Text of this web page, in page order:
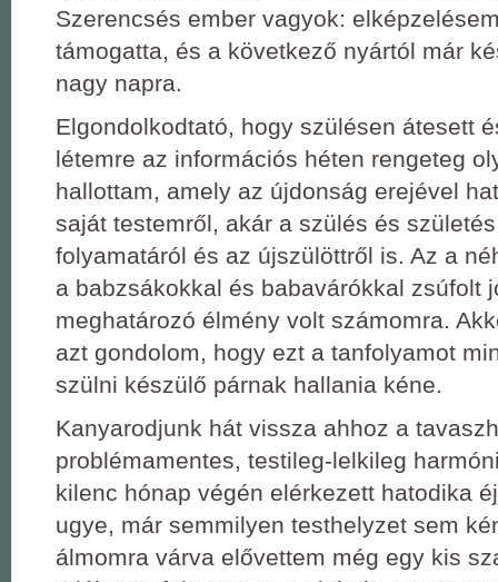
Szerencsés ember vagyok:
támogatta, és a következő nyártól már
nagy napra.
Elgondolkodtató, hogy szülésen átesett
létemre az információs héten rengeteg
hallottam, amely az újdonság erejével
saját testemről, akár a szülés és
folyamatáról és az újszülöttről is. Az a
a babzsákokkal és babavárókkal zsúfolt
meghatározó élmény volt számomra.
azt gondolom, hogy ezt a tanfolyamot
szülni készülő párnak hallania kéne.
Kanyarodjunk hát vissza ahhoz a
problémamentes, testileg-lelkileg
kilenc hónap végén elérkezett hatodika
ugye, már semmilyen testhelyzet sem
álmomra várva elővettem még egy kis